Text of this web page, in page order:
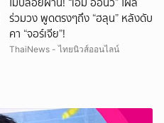
ร่วมวง พูดตรงๆถึง “ฮลุน” หลังดับ
คา “จอร์เจีย”!
ThaiNews - ไทยนิวส์ออนไลน์